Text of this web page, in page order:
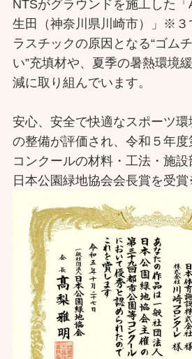
NTSがグラウンドを施工した
生田（神奈川県川崎市）」※３
ラスチックの原因となる“ゴム
い”充填材や、夏季の暑熱環境
減に取り組んでいます。
安心、安全で快適なスポーツ
の整備が評価され、令和５年
コンクールの材料・工法・施
日本公園緑地協会会長賞を受